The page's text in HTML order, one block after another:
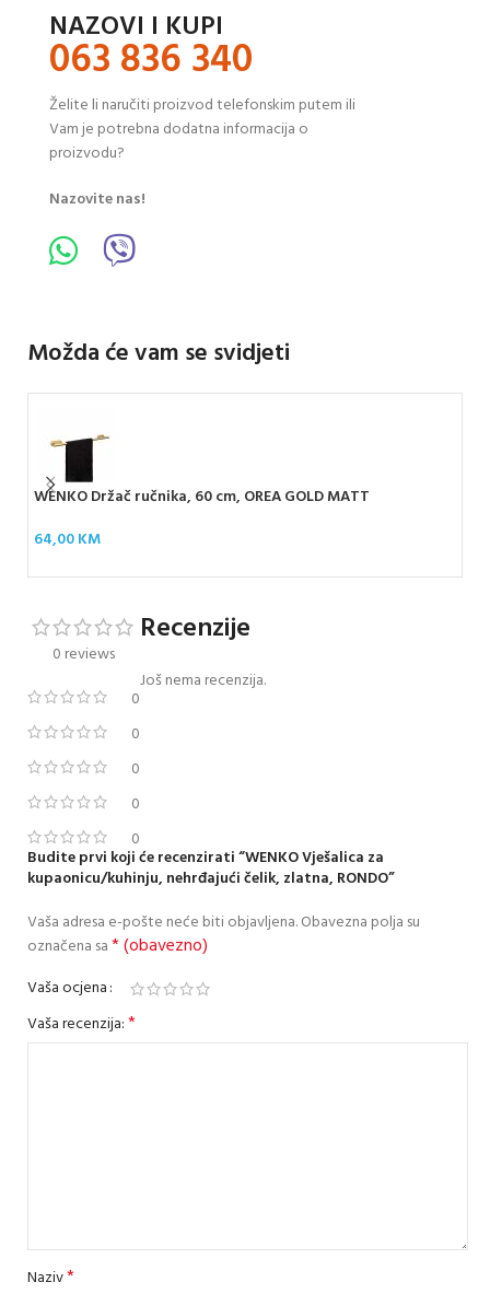
NAZOVI I KUPI
063 836 340
Želite li naručiti proizvod telefonskim putem ili
Vam je potrebna dodatna informacija o
proizvodu?
Nazovite nas!
Možda će vam se svidjeti
WENKO Držač ručnika, 60 cm, OREA GOLD MATT
64,00KM
0 reviews
0
0
0
0
0
Recenzije
Još nema recenzija.
Budite prvi koji će recenzirati “WENKO Vješalica za
kupaonicu/kuhinju, nehrđajući čelik, zlatna, RONDO”
Vaša adresa e-pošte neće biti objavljena.Obavezna polja su
označena sa* (obavezno)
Vaša ocjena
Vaša recenzija:*
Naziv*